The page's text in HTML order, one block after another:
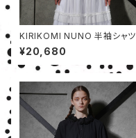
KIRIKOMI NUNO 半袖シャツ
¥20,680